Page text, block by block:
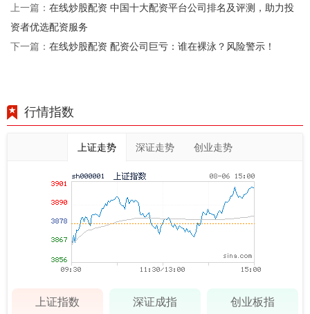
上一篇： 在线炒股配资 中国十大配资平台公司排名及评测，助力投
资者优选配资服务
下一篇： 在线炒股配资 配资公司巨亏：谁在裸泳？风险警示！
行情指数
上证走势 深证走势 创业走势
上证指数 深证成指 创业板指